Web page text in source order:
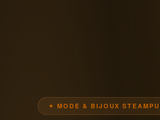
✦ MODE & BIJOUX